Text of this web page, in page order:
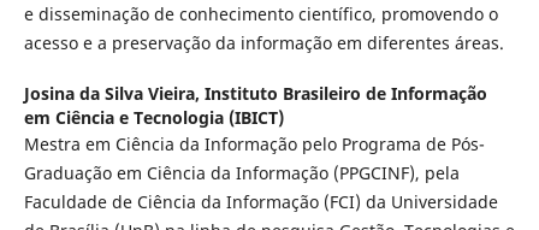
e disseminação de conhecimento científico, promovendo o
acesso e a preservação da informação em diferentes áreas.
Josina da Silva Vieira, Instituto Brasileiro de Informação
em Ciência e Tecnologia (IBICT)
Mestra em Ciência da Informação pelo Programa de Pós-
Graduação em Ciência da Informação (PPGCINF), pela
Faculdade de Ciência da Informação (FCI) da Universidade